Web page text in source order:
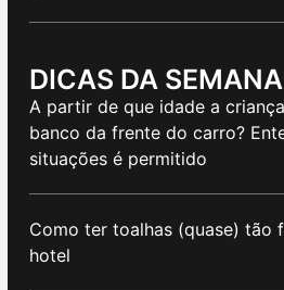
DICAS DA SEMANA
A partir de que idade a
banco da frente do carro?
situações é permitido
Como ter toalhas (quase) tão
hotel